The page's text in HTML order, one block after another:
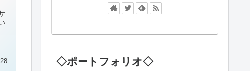
◇ポートフォリオ◇